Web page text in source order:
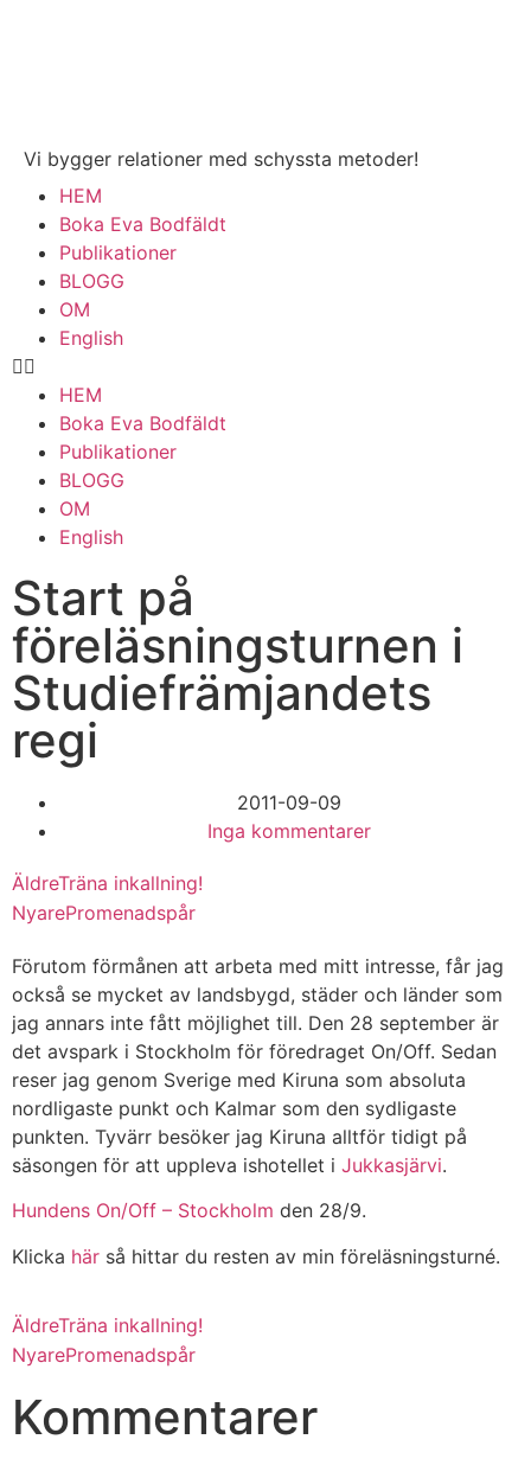
Vi bygger relationer med schyssta metoder!
HEM
Boka Eva Bodfäldt
Publikationer
BLOGG
OM
English
HEM
Boka Eva Bodfäldt
Publikationer
BLOGG
OM
English
Start på
föreläsningsturnen i
Studiefrämjandets
regi
2011-09-09
Inga kommentarer
ÄldreTräna inkallning!
NyarePromenadspår
Förutom förmånen att arbeta med mitt intresse, får jag
också se mycket av landsbygd, städer och länder som
jag annars inte fått möjlighet till. Den 28 september är
det avspark i Stockholm för föredraget On/Off. Sedan
reser jag genom Sverige med Kiruna som absoluta
nordligaste punkt och Kalmar som den sydligaste
punkten. Tyvärr besöker jag Kiruna alltför tidigt på
säsongen för att uppleva ishotellet i Jukkasjärvi.
Hundens On/Off – Stockholm den 28/9.
Klicka här så hittar du resten av min föreläsningsturné.
ÄldreTräna inkallning!
NyarePromenadspår
Kommentarer